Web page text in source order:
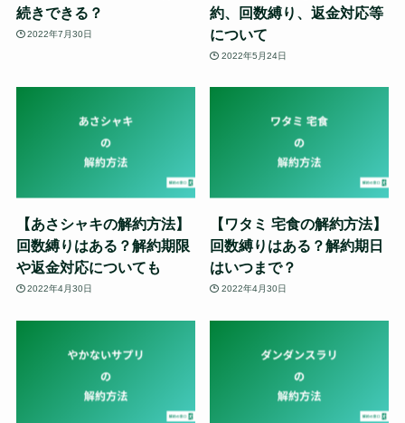
続きできる？
2022年7月30日
約、回数縛り、返金対応等
について
2022年5月24日
【あさシャキの解約方法】
回数縛りはある？解約期限
や返金対応についても
2022年4月30日
【ワタミ 宅食の解約方法】
回数縛りはある？解約期日
はいつまで？
2022年4月30日